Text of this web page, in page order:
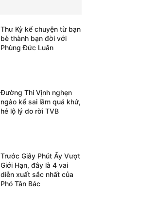
Thư Kỳ kể chuyện từ bạn
bè thành bạn đời với
Phùng Đức Luân
Đường Thi Vịnh nghẹn
ngào kể sai lầm quá khứ,
hé lộ lý do rời TVB
Trước Giây Phút Ấy Vượt
Giới Hạn, đây là 4 vai
diễn xuất sắc nhất của
Phó Tân Bác